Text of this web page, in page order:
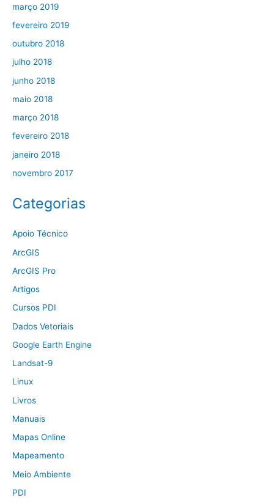
março 2019
fevereiro 2019
outubro 2018
julho 2018
junho 2018
maio 2018
março 2018
fevereiro 2018
janeiro 2018
novembro 2017
Categorias
Apoio Técnico
ArcGIS
ArcGIS Pro
Artigos
Cursos PDI
Dados Vetoriais
Google Earth Engine
Landsat-9
Linux
Livros
Manuais
Mapas Online
Mapeamento
Meio Ambiente
PDI